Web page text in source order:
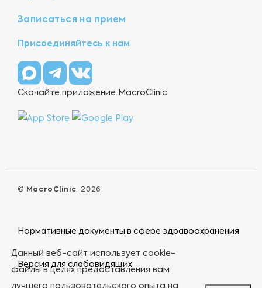
Записаться на прием
Присоединяйтесь к нам
Скачайте приложение MacroClinic
© MacroClinic, 2026
Нормативные документы в сфере здравоохранения
Версия для слабовидящих
Данный веб-сайт использует cookie-
файлы в целях предоставления вам
лучшего пользовательского опыта на